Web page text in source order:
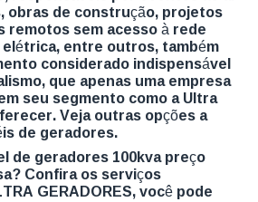
obras de construção, projetos
remotos sem acesso à rede
entre outros, também
considerado indispensável
que apenas uma empresa
seu segmento como a Ultra
Veja outras opções a
de geradores.
de geradores 100kva preço
Confira os serviços
GERADORES, você pode